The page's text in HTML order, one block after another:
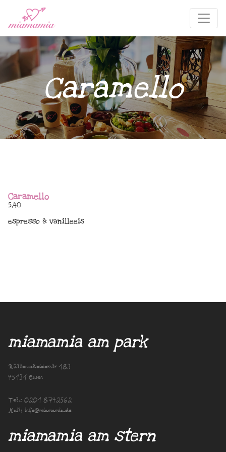
Caramello
Caramello
5,40
espresso & vanilleeis
miamamia am park
Rüttenscheiderstr 183
45131 Essen
Tel.: 0201 8742562
Mail: info@miamamia.de
miamamia am stern